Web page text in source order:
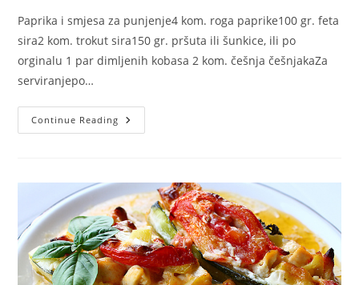
Paprika i smjesa za punjenje4 kom. roga paprike100 gr. feta
sira2 kom. trokut sira150 gr. pršuta ili šunkice, ili po
orginalu 1 par dimljenih kobasa 2 kom. češnja češnjakaZa
serviranjepo…
Continue Reading PUNJENA
PAPRIKA
SAM
ISPROBALA
I
VEOMA
JE
UKUSNO
KAO
HLADNO
PREDJELO.